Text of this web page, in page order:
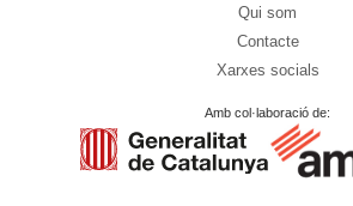
Qui som
Contacte
Xarxes socials
Amb col·laboració de: